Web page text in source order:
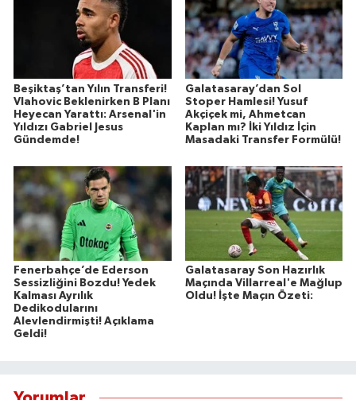
Beşiktaş’tan Yılın Transferi!
Vlahovic Beklenirken B Planı
Heyecan Yarattı: Arsenal'in
Yıldızı Gabriel Jesus
Gündemde!
Galatasaray’dan Sol
Stoper Hamlesi! Yusuf
Akçiçek mi, Ahmetcan
Kaplan mı? İki Yıldız İçin
Masadaki Transfer Formülü!
Fenerbahçe’de Ederson
Sessizliğini Bozdu! Yedek
Kalması Ayrılık
Dedikodularını
Alevlendirmişti! Açıklama
Geldi!
Galatasaray Son Hazırlık
Maçında Villarreal'e Mağlup
Oldu! İşte Maçın Özeti: